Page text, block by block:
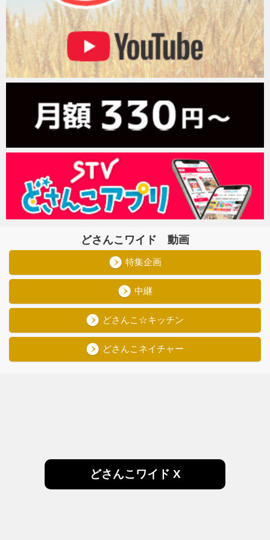
どさんこワイド 動画
特集企画
中継
どさんこ☆キッチン
どさんこネイチャー
どさんこワイド X